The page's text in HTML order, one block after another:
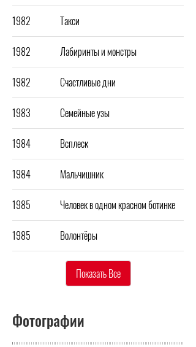
1982 Такси
1982 Лабиринты и монстры
1982 Счастливые дни
1983 Семейные узы
1984 Всплеск
1984 Мальчишник
1985 Человек в одном красном ботинке
1985 Волонтёры
Показать Все
Фотографии